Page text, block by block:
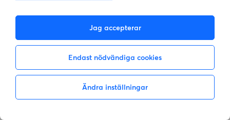
Jag accepterar
Endast nödvändiga cookies
Ändra inställningar